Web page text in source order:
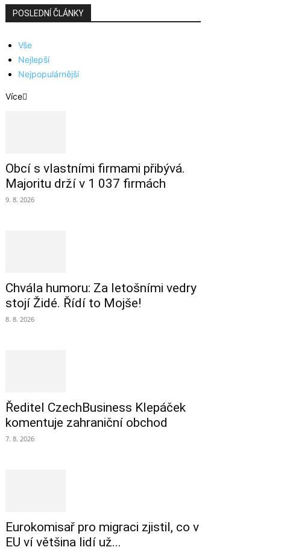
POSLEDNÍ ČLÁNKY
Vše
Nejlepší
Nejpopulárnější
Více
Obcí s vlastními firmami přibývá.
Majoritu drží v 1 037 firmách
9. 8. 2026
Chvála humoru: Za letošními vedry
stojí Židé. Řídí to Mojše!
8. 8. 2026
Ředitel CzechBusiness Klepáček
komentuje zahraniční obchod
7. 8. 2026
Eurokomisař pro migraci zjistil, co v
EU ví většina lidí už...